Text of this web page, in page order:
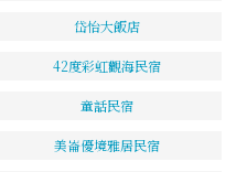
岱怡大飯店
42度彩虹觀海民宿
童話民宿
美崙優境雅居民宿